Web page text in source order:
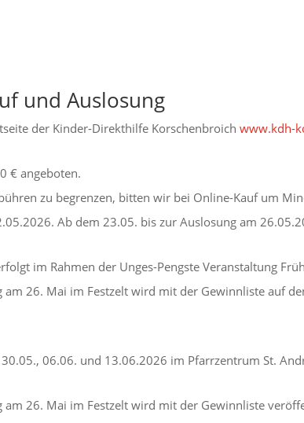
und Auslosung
der Kinder-Direkthilfe Korschenbroichwww.kdh-
€ angeboten.
zu begrenzen, bitten wir bei Online-Kauf um
Ab dem 23.05. bis zur Auslosung am
im Rahmen der Unges-Pengste Veranstaltung
am 26. Mai im Festzelt wird mit der Gewinnliste auf
06.06. und 13.06.2026 im Pfarrzentrum St.
am 26. Mai im Festzelt wird mit der Gewinnliste